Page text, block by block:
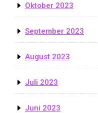
Oktober 2023
September 2023
August 2023
Juli 2023
Juni 2023